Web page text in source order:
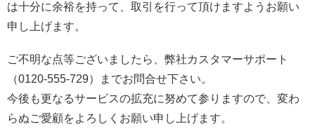
は十分に余裕を持って、取引を行って頂けますようお願い
申し上げます。
ご不明な点等ございましたら、弊社カスタマーサポート
（0120-555-729）までお問合せ下さい。
今後も更なるサービスの拡充に努めて参りますので、変わ
らぬご愛顧をよろしくお願い申し上げます。